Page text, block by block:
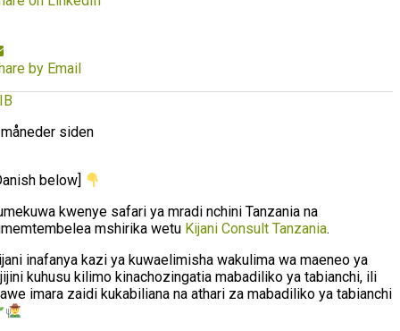
by Email
siden
below]
kwenye safari ya mradi nchini Tanzania na
mshirika wetu Kijani Consult Tanzania.
inafanya kazi ya kuwaelimisha wakulima wa maeneo ya
kuhusu kilimo kinachozingatia mabadiliko ya tabianchi, ili
imara zaidi kukabiliana na athari za mabadiliko ya tabianchi